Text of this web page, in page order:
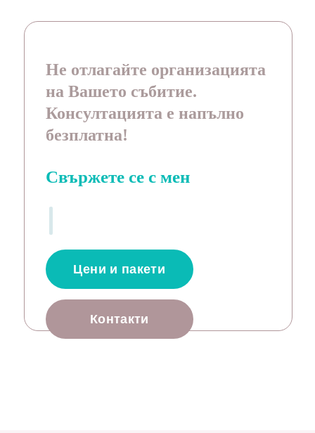
Не отлагайте организацията
на Вашето събитие.
Консултацията е напълно
безплатна!
Свържете се с мен
Цени и пакети
Контакти